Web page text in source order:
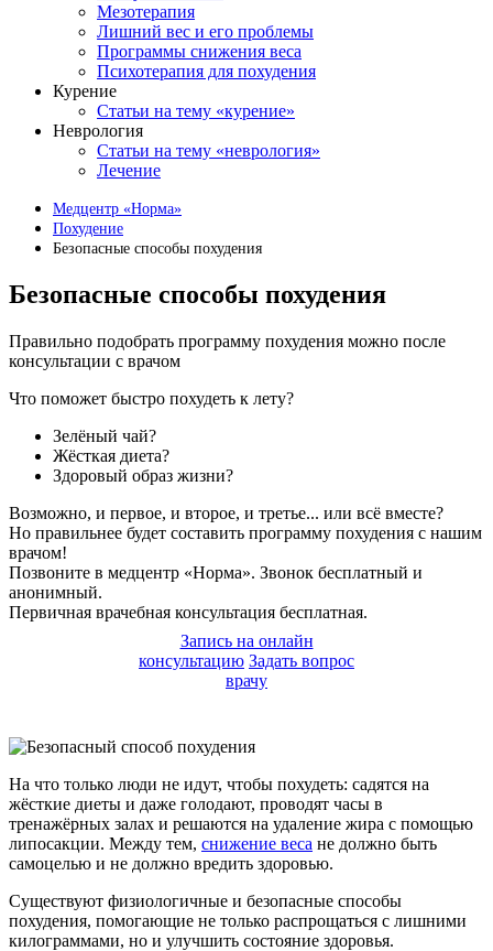
Мезотерапия
Лишний вес и его проблемы
Программы снижения веса
Психотерапия для похудения
Курение
Статьи на тему «курение»
Неврология
Статьи на тему «неврология»
Лечение
Медцентр «Норма»
Похудение
Безопасные способы похудения
Безопасные способы похудения
Правильно подобрать программу похудения можно после
консультации с врачом
Что поможет быстро похудеть к лету?
Зелёный чай?
Жёсткая диета?
Здоровый образ жизни?
Возможно, и первое, и второе, и третье... или всё вместе?
Но правильнее будет составить программу похудения с нашим
врачом!
Позвоните в медцентр «Норма». Звонок бесплатный и
анонимный.
Первичная врачебная консультация бесплатная.
Запись на онлайн
консультацию Задать вопрос
врачу
На что только люди не идут, чтобы похудеть: садятся на
жёсткие диеты и даже голодают, проводят часы в
тренажёрных залах и решаются на удаление жира с помощью
липосакции. Между тем, снижение веса не должно быть
самоцелью и не должно вредить здоровью.
Существуют физиологичные и безопасные способы
похудения, помогающие не только распрощаться с лишними
килограммами, но и улучшить состояние здоровья.